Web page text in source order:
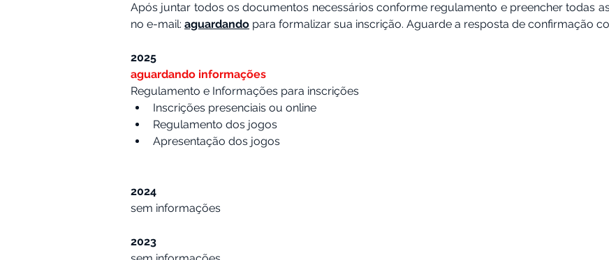
Após juntar todos os documentos necessários conforme regulamento e preencher todas
no e-mail: aguardando para formalizar sua inscrição. Aguarde a resposta de confirmação
2025
aguardando informações
Regulamento e Informações para inscrições
Inscrições presenciais ou online
Regulamento dos jogos
Apresentação dos jogos
2024
sem informações
2023